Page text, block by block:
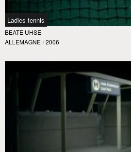
Ladies tennis
BEATE UHSE
ALLEMAGNE / 2006